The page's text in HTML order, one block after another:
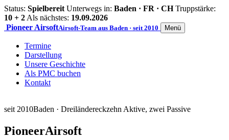
Status: Spielbereit Unterwegs in: Baden · FR · CH Truppstärke:
10 + 2 Als nächstes: 19.09.2026
Pioneer AirsoftAirsoft-Team aus Baden · seit 2010 Menü
Termine
Darstellung
Unsere Geschichte
Als PMC buchen
Kontakt
seit 2010Baden · Dreiländereckzehn Aktive, zwei Passive
PioneerAirsoft